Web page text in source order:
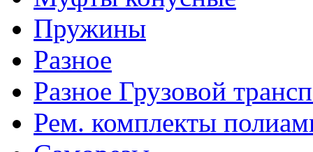
Пружины
Разное
Разное Грузовой
Рем. комплекты